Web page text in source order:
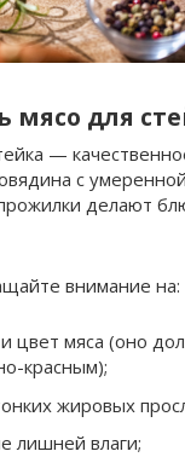
мясо для
—
с
делают
внимание на:
цвет мяса (оно
красным);
жировых
лишней влаги;